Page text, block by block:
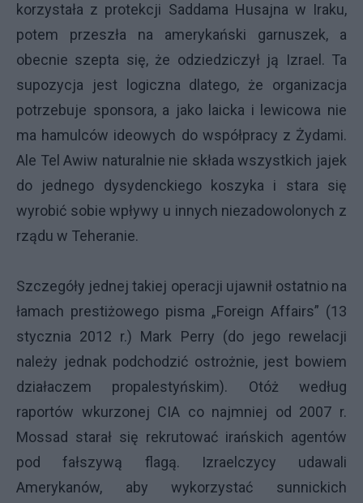
korzystała z protekcji Saddama Husajna w Iraku,
potem przeszła na amerykański garnuszek, a
obecnie szepta się, że odziedziczył ją Izrael. Ta
supozycja jest logiczna dlatego, że organizacja
potrzebuje sponsora, a jako laicka i lewicowa nie
ma hamulców ideowych do współpracy z Żydami.
Ale Tel Awiw naturalnie nie składa wszystkich jajek
do jednego dysydenckiego koszyka i stara się
wyrobić sobie wpływy u innych niezadowolonych z
rządu w Teheranie.
Szczegóły jednej takiej operacji ujawnił ostatnio na
łamach prestiżowego pisma „Foreign Affairs” (13
stycznia 2012 r.) Mark Perry (do jego rewelacji
należy jednak podchodzić ostrożnie, jest bowiem
działaczem propalestyńskim). Otóż według
raportów wkurzonej CIA co najmniej od 2007 r.
Mossad starał się rekrutować irańskich agentów
pod fałszywą flagą. Izraelczycy udawali
Amerykanów, aby wykorzystać sunnickich